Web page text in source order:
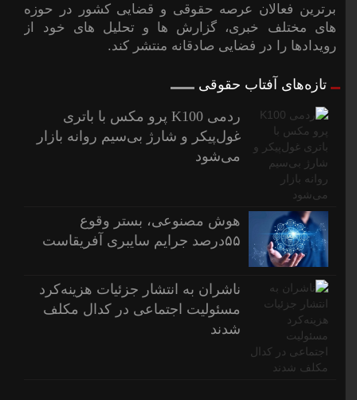
برترین فعالان عرصه حقوقی و قضایی کشور در حوزه
های مختلف خبری، گزارش ها و تحلیل های خود از
رویدادها را در فضایی صادقانه منتشر کند.
تازه‌های آفتاب حقوقی
ردمی K100 پرو مکس با باتری
غول‌پیکر و شارژ بی‌سیم روانه بازار
می‌شود
هوش مصنوعی، بستر وقوع
۵۵درصد جرایم سایبری آفریقاست
ناشران به انتشار جزئیات هزینه‌کرد
مسئولیت اجتماعی در کدال مکلف
شدند